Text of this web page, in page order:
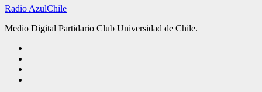
Radio AzulChile
Medio Digital Partidario Club Universidad de Chile.